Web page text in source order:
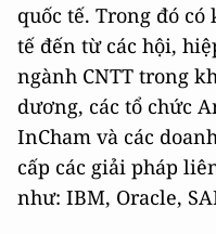
quốc tế. Trong đó có
tế đến từ các hội,
ngành CNTT trong
dương, các tổ chức
InCham và các
cấp các giải pháp
như: IBM, Oracle,